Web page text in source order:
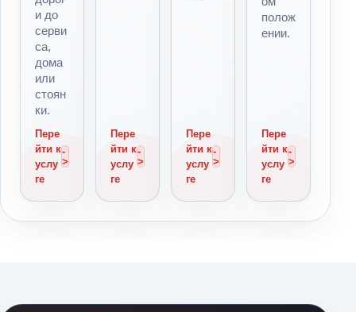
и до
серви
са,
дома
или
стоян
ки.
Пере
йти к
услу
ге
Пере
йти к
услу
ге
Пере
йти к
услу
ге
полож
ении.
Пере
йти к
услу
ге